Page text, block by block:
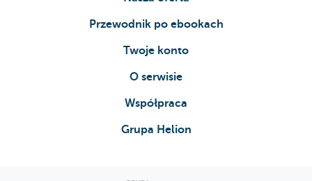
Przewodnik po ebookach
Twoje konto
O serwisie
Współpraca
Grupa Helion